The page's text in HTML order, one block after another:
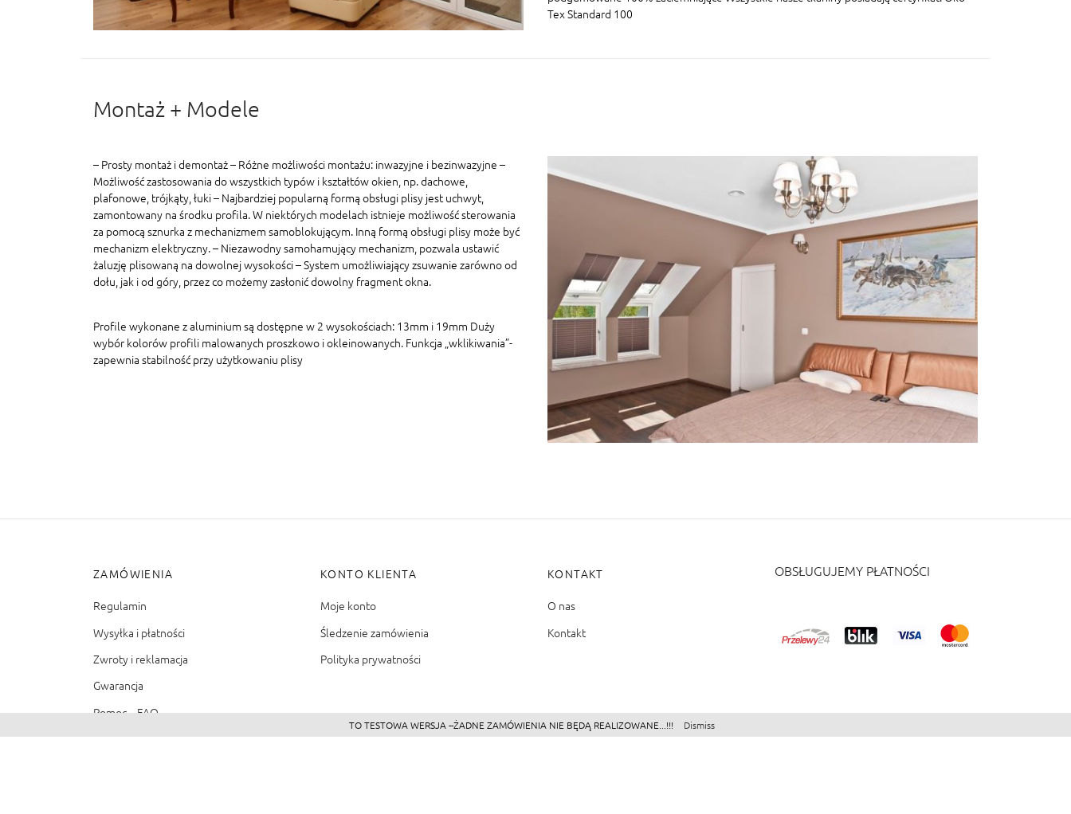
Tex Standard 100
Montaż + Modele
– Prosty montaż i demontaż – Różne możliwości montażu: inwazyjne i bezinwazyjne –
Możliwość zastosowania do wszystkich typów i kształtów okien, np. dachowe,
plafonowe, trójkąty, łuki – Najbardziej popularną formą obsługi plisy jest uchwyt,
zamontowany na środku profila. W niektórych modelach istnieje możliwość sterowania
za pomocą sznurka z mechanizmem samoblokującym. Inną formą obsługi plisy może być
mechanizm elektryczny. – Niezawodny samohamujący mechanizm, pozwala ustawić
żaluzję plisowaną na dowolnej wysokości – System umożliwiający zsuwanie zarówno od
dołu, jak i od góry, przez co możemy zasłonić dowolny fragment okna.
Profile wykonane z aluminium są dostępne w 2 wysokościach: 13mm i 19mm Duży
wybór kolorów profili malowanych proszkowo i okleinowanych. Funkcja „wklikiwania”-
zapewnia stabilność przy użytkowaniu plisy
ZAMÓWIENIA
Regulamin
Wysyłka i płatności
Zwroty i reklamacja
Gwarancja
Pomoc – FAQ
KONTO KLIENTA
Moje konto
Śledzenie zamówienia
Polityka prywatności
KONTAKT
O nas
Kontakt
OBSŁUGUJEMY PŁATNOŚCI
TO TESTOWA WERSJA --ŻADNE ZAMÓWIENIA NIE BĘDĄ REALIZOWANE...!!! Dismiss